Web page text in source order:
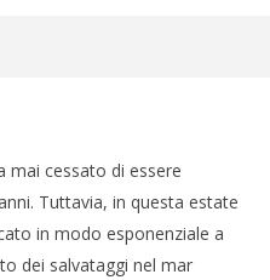
mai cessato di essere
Tuttavia, in questa estate
in modo esponenziale a
dei salvataggi nel mar